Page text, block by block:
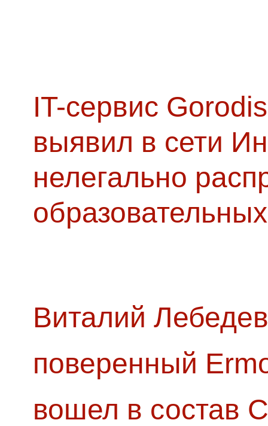
IT-сервис
выявил в сети
нелегально
Виталий
поверенный
вошел в состав